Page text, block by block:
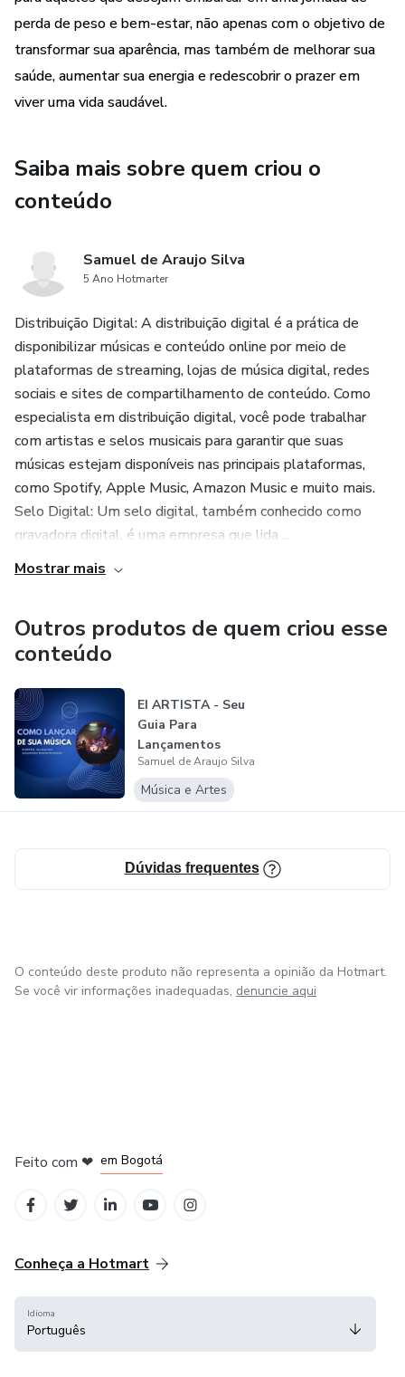
herói dessa história. Aqui, encontrará as ferramentas,
insights e inspiração necessários para escrever o próximo
capítulo de sua vida, um capítulo repleto de saúde, alegria
e bem-estar duradouro.
embarque conosco e comece a sua busca por uma vida
mais saudável e feliz. Vamos começar essa jornada juntos!
perda de peso e bem-estar, não apenas com o objetivo de
transformar sua aparência, mas também de melhorar sua
saúde, aumentar sua energia e redescobrir o prazer em
viver uma vida saudável.
Saiba mais sobre quem criou o
conteúdo
Samuel de Araujo Silva
5 Ano Hotmarter
Distribuição Digital: A distribuição digital é a prática de
disponibilizar músicas e conteúdo online por meio de
plataformas de streaming, lojas de música digital, redes
sociais e sites de compartilhamento de conteúdo. Como
especialista em distribuição digital, você pode trabalhar
com artistas e selos musicais para garantir que suas
músicas estejam disponíveis nas principais plataformas,
como Spotify, Apple Music, Amazon Music e muito mais.
Selo Digital: Um selo digital, também conhecido como
gravadora digital, é uma empresa que lida ...
Mostrar mais
Outros produtos de quem criou esse
conteúdo
EI ARTISTA - Seu
Guia Para
Lançamentos
Musicais de
Sucesso
Samuel de Araujo Silva
Música e Artes
Dúvidas frequentes
O conteúdo deste produto não representa a opinião da Hotmart.
Se você vir informações inadequadas, denuncie aqui
Feito com ❤ em Bogotá
Conheça a Hotmart
Idioma
Português